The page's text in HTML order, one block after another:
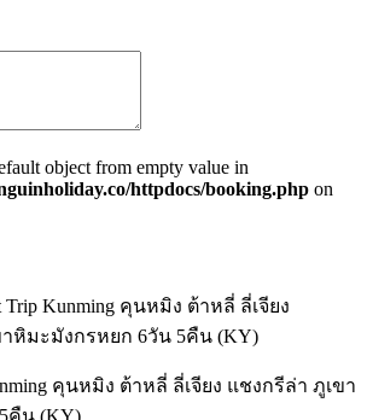
object from empty value in
httpdocs/booking.php on
คุนหมิง ต้าหลี่ ลี่เจียง แชงกรีล่า ภูเขา
คืน (KY)